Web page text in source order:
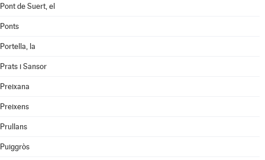
Pont de Suert, el
Ponts
Portella, la
Prats i Sansor
Preixana
Preixens
Prullans
Puiggròs